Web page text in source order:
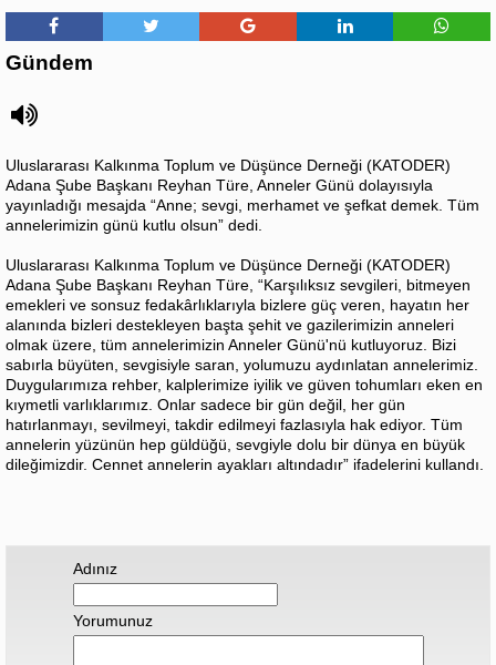
Gündem
Uluslararası Kalkınma Toplum ve Düşünce Derneği (KATODER)
Adana Şube Başkanı Reyhan Türe, Anneler Günü dolayısıyla
yayınladığı mesajda “Anne; sevgi, merhamet ve şefkat demek. Tüm
annelerimizin günü kutlu olsun” dedi.
Uluslararası Kalkınma Toplum ve Düşünce Derneği (KATODER)
Adana Şube Başkanı Reyhan Türe, “Karşılıksız sevgileri, bitmeyen
emekleri ve sonsuz fedakârlıklarıyla bizlere güç veren, hayatın her
alanında bizleri destekleyen başta şehit ve gazilerimizin anneleri
olmak üzere, tüm annelerimizin Anneler Günü'nü kutluyoruz. Bizi
sabırla büyüten, sevgisiyle saran, yolumuzu aydınlatan annelerimiz.
Duygularımıza rehber, kalplerimize iyilik ve güven tohumları eken en
kıymetli varlıklarımız. Onlar sadece bir gün değil, her gün
hatırlanmayı, sevilmeyi, takdir edilmeyi fazlasıyla hak ediyor. Tüm
annelerin yüzünün hep güldüğü, sevgiyle dolu bir dünya en büyük
dileğimizdir. Cennet annelerin ayakları altındadır” ifadelerini kullandı.
Adınız
Yorumunuz